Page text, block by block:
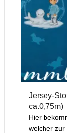
Jersey-
ca.0,75m)
Hier
welcher zur